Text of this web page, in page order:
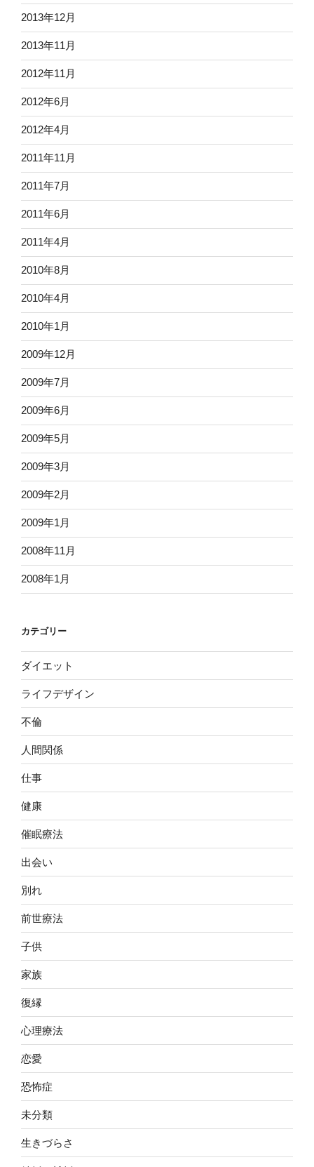
2013年12月
2013年11月
2012年11月
2012年6月
2012年4月
2011年11月
2011年7月
2011年6月
2011年4月
2010年8月
2010年4月
2010年1月
2009年12月
2009年7月
2009年6月
2009年5月
2009年3月
2009年2月
2009年1月
2008年11月
2008年1月
カテゴリー
ダイエット
ライフデザイン
不倫
人間関係
仕事
健康
催眠療法
出会い
別れ
前世療法
子供
家族
復縁
心理療法
恋愛
恐怖症
未分類
生きづらさ